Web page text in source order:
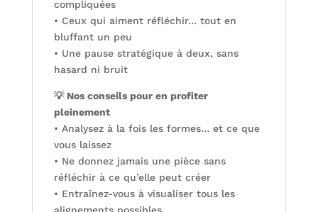
compliquées
• Ceux qui aiment réfléchir… tout en
bluffant un peu
• Une pause stratégique à deux, sans
hasard ni bruit
💡 Nos conseils pour en profiter
pleinement
• Analysez à la fois les formes… et ce que
vous laissez
• Ne donnez jamais une pièce sans
réfléchir à ce qu’elle peut créer
• Entraînez-vous à visualiser tous les